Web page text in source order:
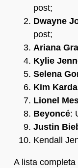
post;
Dwayne
post;
Ariana
Kylie
Selena
Kim
Lionel
Beyoncé:
Justin
Kendall
A lista completa